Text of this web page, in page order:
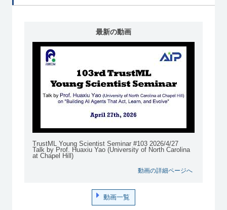
最新の動画
TrustML Young Scientist Seminar #103 2026/4/27
Talk by Prof. Huaxiu Yao (University of North Carolina
at Chapel Hill)
動画の詳細ページへ
動画一覧